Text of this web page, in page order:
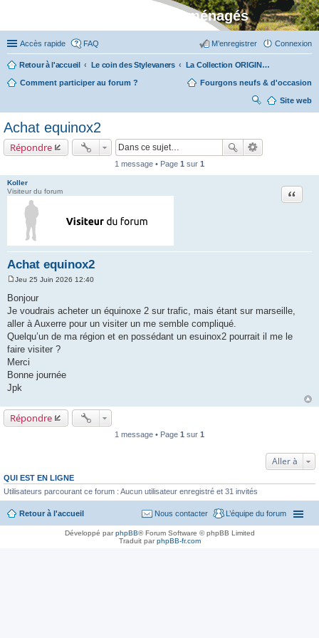
Stylevan - Vans aménagés
Accès rapide FAQ Connexion
M’enregistrer
Retour à l'accueil Le coin des Stylevaners La Collection ORIGIN (fabriquée dans notre atelier à Auxerre)
Comment participer au forum ? Fourgons neufs & d'occasion
Site web
ch
Achat equinox2
Répondre
1 message • Page 1 sur 1
Koller
Visiteur du forum
Achat equinox2
Citation
s
s
a
g
e
Jeu 25 Juin 2026 12:40
Bonjour
Je voudrais acheter un équinoxe 2 sur trafic, mais étant sur marseille,
aller à Auxerre pour un visiter un me semble compliqué.
Quelqu’un de ma région et en possédant un esuinox2 pourrait il me le
faire visiter ?
Merci
Bonne journée
Jpk
Répondre
1 message • Page 1 sur 1
Aller à
QUI EST EN LIGNE
Utilisateurs parcourant ce forum : Aucun utilisateur enregistré et 31 invités
Retour à l'accueil L’équipe du forum
Nous contacter
Développé parphpBB® Forum Software © phpBB Limited
Traduit parphpBB-fr.com